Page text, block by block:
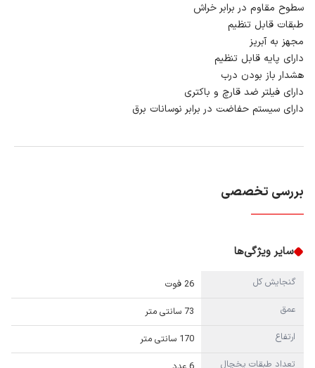
سطوح مقاوم در برابر خراش
طبقات قابل تنظیم
مجهز به آبریز
دارای پایه قابل تنظیم
هشدار باز بودن درب
دارای فیلتر ضد قارچ و باکتری
دارای سیستم حفاضت در برابر نوسانات برق
بررسی تخصصی
سایر ویژگی‌ها
گنجایش کل
26 فوت
عمق
73 سانتی متر
ارتفاع
170 سانتی متر
تعداد طبقات یخچال